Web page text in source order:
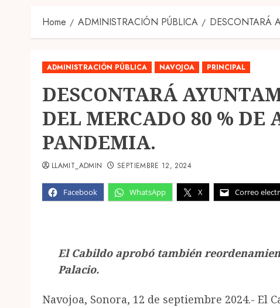
Home ADMINISTRACIÓN PÚBLICA DESCONTARÁ
ADMINISTRACIÓN PÚBLICA NAVOJOA PRINCIPAL
DESCONTARÁ
DEL MERCADO 80 % DE
PANDEMIA.
Facebook WhatsApp X Correo
LLAMIT_ADMIN SEPTIEMBRE 12, 2024
El Cabildo aprobó también
Palacio.
Navojoa, Sonora, 12 de septiembre 2024.- El